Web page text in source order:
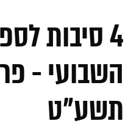
4 סיבות
השבועי -
תשע"ט